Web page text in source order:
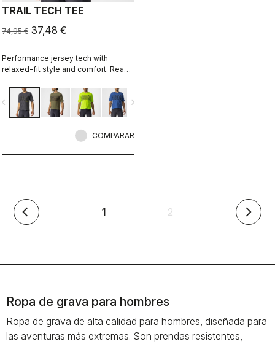
TRAIL TECH TEE
74,95 € 37,48 €
Performance jersey tech with
relaxed-fit style and comfort. Ready
wear it over pads for enduro.
navigate_next
COMPARAR
arrow_back_ios 1(actual) 2 arrow_forward_ios
Ropa de grava para hombres
Ropa de grava de alta calidad para hombres, diseñada para
las aventuras más extremas. Son prendas resistentes,